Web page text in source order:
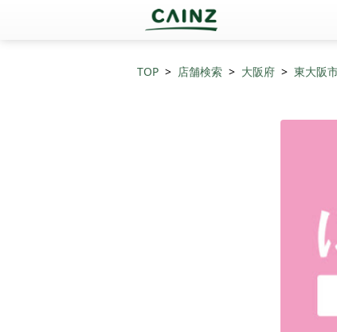
TOP 店舗検索 大阪府 東大阪